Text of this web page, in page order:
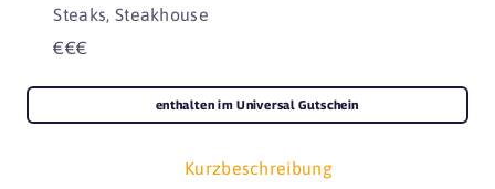
Steaks, Steakhouse
€€€
Kurzbeschreibung
enthalten im Universal Gutschein